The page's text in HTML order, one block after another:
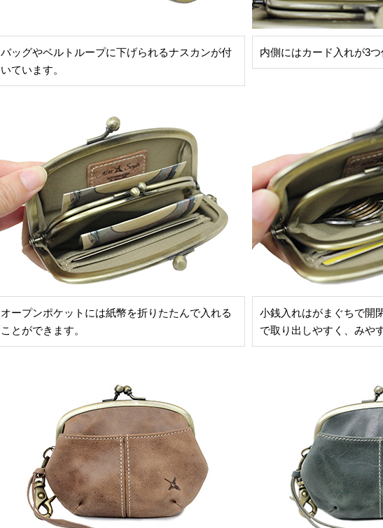
バッグやベルトループに下げられるナスカンが付
いています。
内側にはカード入れが3つ
オープンポケットには紙幣を折りたたんで入れる
ことができます。
小銭入れはがまぐちで開
で取り出しやすく、みや